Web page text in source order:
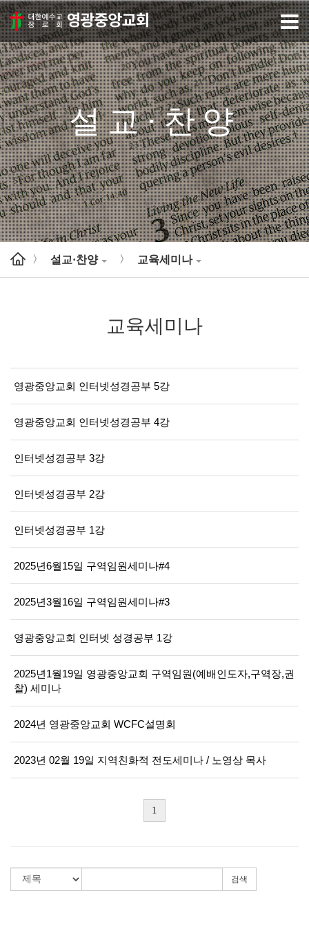
설교·찬양
> 설교·찬양 > 교육세미나
교육세미나
영광중앙교회 인터넷성경공부 5강
영광중앙교회 인터넷성경공부 4강
인터넷성경공부 3강
인터넷성경공부 2강
인터넷성경공부 1강
2025년6월15일 구역임원세미나#4
2025년3월16일 구역임원세미나#3
영광중앙교회 인터넷 성경공부 1강
2025년1월19일 영광중앙교회 구역임원(예배인도자,구역장,권
찰) 세미나
2024년 영광중앙교회 WCFC설명회
2023년 02월 19일 지역친화적 전도세미나 / 노영상 목사
1
검색